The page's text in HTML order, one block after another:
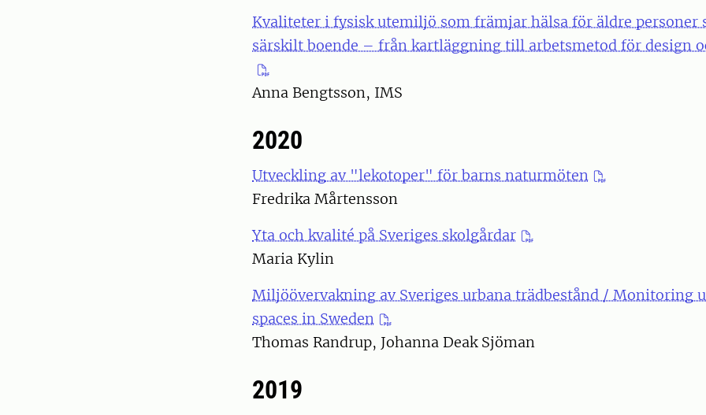
Kvaliteter i fysisk utemiljö som främjar hälsa för äldre personer
särskilt boende – från kartläggning till arbetsmetod för design
Anna Bengtsson, IMS
2020
Utveckling av "lekotoper" för barns naturmöten
Fredrika Mårtensson
Yta och kvalité på Sveriges skolgårdar
Maria Kylin
Miljöövervakning av Sveriges urbana trädbestånd / Monitoring
spaces in Sweden
Thomas Randrup, Johanna Deak Sjöman
2019